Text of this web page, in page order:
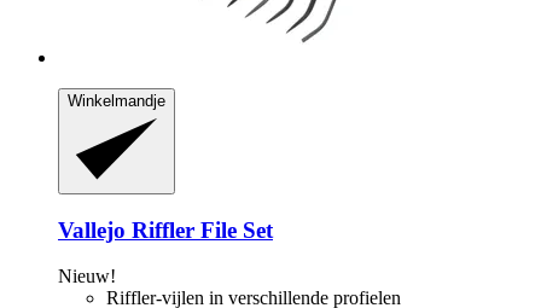
Winkelmandje
Vallejo Riffler File Set
Nieuw!
Riffler-vijlen in verschillende profielen